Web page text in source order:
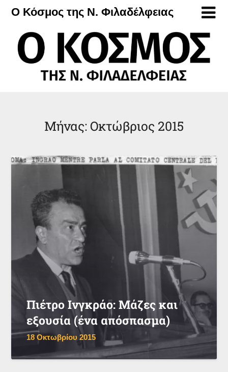
Μετάβαση
περιεχόμενο
Ο Κόσμος της Ν. Φιλαδέλφειας
Μήνας:Οκτώβριος 2015
Πιέτρο Ινγκράο: Μάζες και
εξουσία (ένα απόσπασμα)
18 Οκτωβρίου 2015